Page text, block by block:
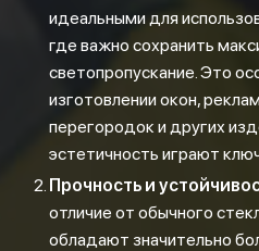
идеальными для
где важно сохранить
светопропускание. Это
изготовлении окон,
перегородок и других
эстетичность играют
Прочность и
отличие от обычного
обладают значительно